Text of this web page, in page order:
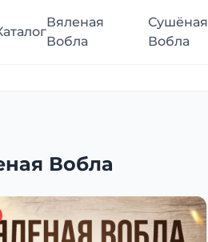
Вяленая
Вобла
Сушёная
Вобла
Вобла